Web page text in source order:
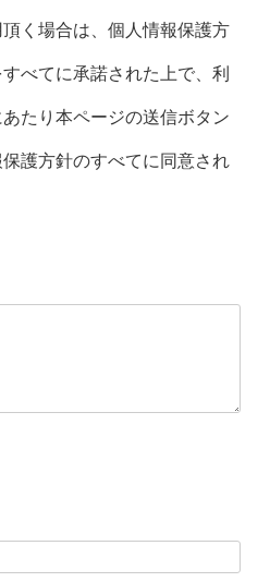
く場合は、個人情報保護方
べてに承諾された上で、利
たり本ページの送信ボタン
護方針のすべてに同意され